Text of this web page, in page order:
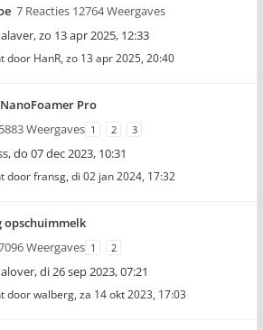
7 Reacties 12764 Weergaves
,zo 13 apr 2025, 12:33
door HanR, zo 13 apr 2025, 20:40
Pro
Weergaves 1 2 3
,do 07 dec 2023, 10:31
doorfransg, di 02 jan 2024, 17:32
opschuimmelk
Weergaves 1 2
,di 26 sep 2023, 07:21
doorwalberg, za 14 okt 2023, 17:03